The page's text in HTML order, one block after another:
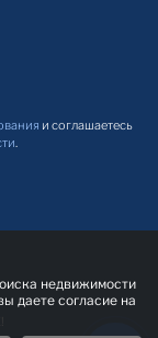
и соглашаетесь
.
недвижимости
даете согласие на